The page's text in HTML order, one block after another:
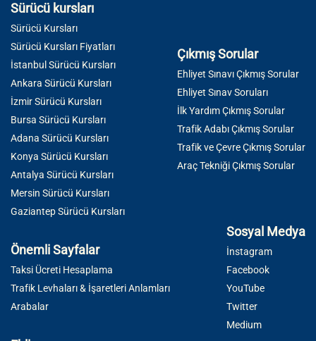
Sürücü kursları
Sürücü Kursları
Sürücü Kursları Fiyatları
İstanbul Sürücü Kursları
Ankara Sürücü Kursları
İzmir Sürücü Kursları
Bursa Sürücü Kursları
Adana Sürücü Kursları
Konya Sürücü Kursları
Antalya Sürücü Kursları
Mersin Sürücü Kursları
Gaziantep Sürücü Kursları
Çıkmış Sorular
Ehliyet Sınavı Çıkmış Sorular
Ehliyet Sınav Soruları
İlk Yardım Çıkmış Sorular
Trafik Adabı Çıkmış Sorular
Trafik ve Çevre Çıkmış Sorular
Araç Tekniği Çıkmış Sorular
Önemli Sayfalar
Taksi Ücreti Hesaplama
Trafik Levhaları & İşaretleri Anlamları
Arabalar
Sosyal Medya
İnstagram
Facebook
YouTube
Twitter
Medium